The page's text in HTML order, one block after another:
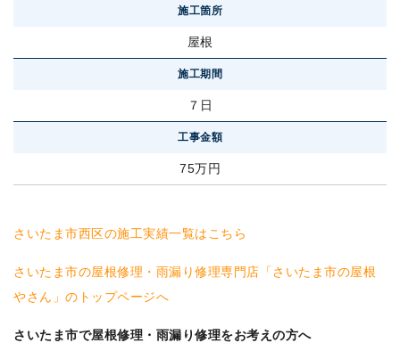
施工箇所
屋根
施工期間
７日
工事金額
75万円
さいたま市西区の施工実績一覧はこちら
さいたま市の屋根修理・雨漏り修理専門店「さいたま市の屋根
やさん」のトップページへ
さいたま市で屋根修理・雨漏り修理をお考えの方へ